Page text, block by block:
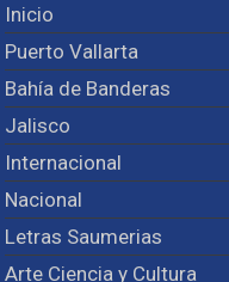
Inicio
Puerto Vallarta
Bahía de Banderas
Jalisco
Internacional
Nacional
Letras Saumerias
Arte Ciencia y Cultura